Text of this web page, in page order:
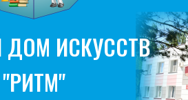
ДОМ ИСКУССТВ
"РИТМ"